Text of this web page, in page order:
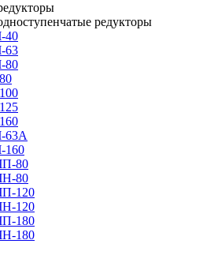
редукторы
40
63
80
63А
160
80
80
120
120
180
180